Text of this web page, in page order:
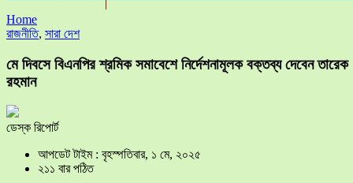
Home
রাজনীতি, সারা দেশ
মে দিবসে বিএনপির শ্রমিক সমাবেশে নির্দেশনামূলক বক্তব্য দেবেন তারেক
রহমান
ডেস্ক রিপোর্ট
আপডেট টাইম : বৃহস্পতিবার, ১ মে, ২০২৫
২১১ বার পঠিত